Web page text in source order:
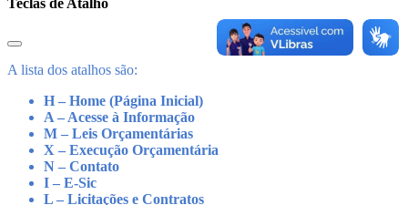
A lista dos atalhos são:
H – Home (Página Inicial)
A – Acesse à Informação
M – Leis Orçamentárias
X – Execução Orçamentária
N – Contato
I – E-Sic
L – Licitações e Contratos